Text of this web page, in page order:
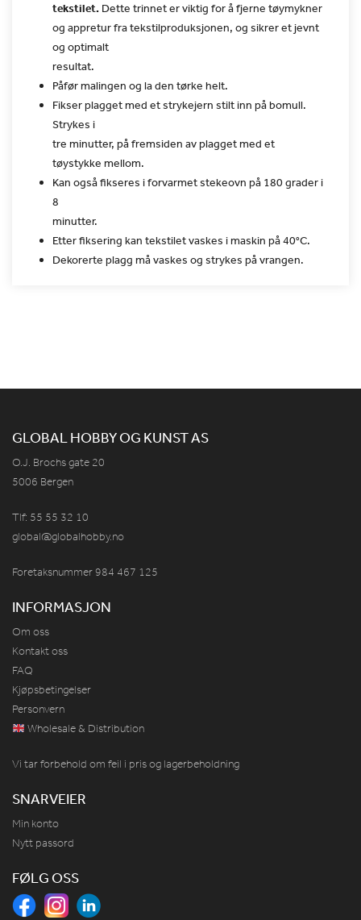
tekstilet. Dette trinnet er viktig for å fjerne tøymykner
og appretur fra tekstilproduksjonen, og sikrer et jevnt
og optimalt
resultat.
Påfør malingen og la den tørke helt.
Fikser plagget med et strykejern stilt inn på bomull.
Strykes i
tre minutter, på fremsiden av plagget med et
tøystykke mellom.
Kan også fikseres i forvarmet stekeovn på 180 grader i
8
minutter.
Etter fiksering kan tekstilet vaskes i maskin på 40°C.
Dekorerte plagg må vaskes og strykes på vrangen.
GLOBAL HOBBY OG KUNST AS
O.J. Brochs gate 20
5006 Bergen
Tlf: 55 55 32 10
global@globalhobby.no
Foretaksnummer 984 467 125
INFORMASJON
Om oss
Kontakt oss
FAQ
Kjøpsbetingelser
Personvern
Wholesale & Distribution
Vi tar forbehold om feil i pris og lagerbeholdning
SNARVEIER
Min konto
Nytt passord
FØLG OSS